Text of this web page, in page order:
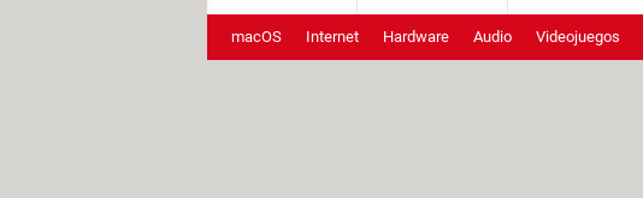
macOS Internet Hardware Audio Videojuegos